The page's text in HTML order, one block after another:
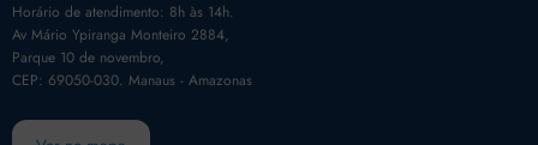
Horário de atendimento: 8h às 14h.
Av Mário Ypiranga Monteiro 2884,
Parque 10 de novembro,
CEP: 69050-030. Manaus - Amazonas